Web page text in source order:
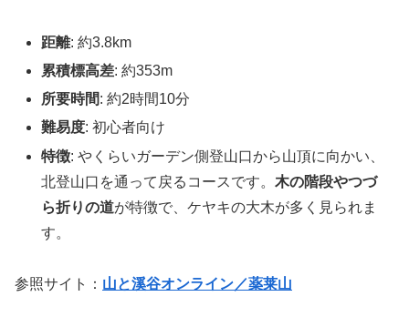
距離: 約3.8km
累積標高差: 約353m
所要時間: 約2時間10分
難易度: 初心者向け
特徴: やくらいガーデン側登山口から山頂に向かい、
北登山口を通って戻るコースです。木の階段やつづ
ら折りの道が特徴で、ケヤキの大木が多く見られま
す​​。
参照サイト： 山と溪谷オンライン／薬莱山